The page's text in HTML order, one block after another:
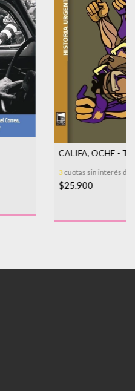
CALIFA, OCHE -
3cuotas sin interés de
$25.900